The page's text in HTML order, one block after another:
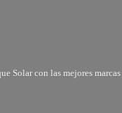
Solar con las mejores marcas